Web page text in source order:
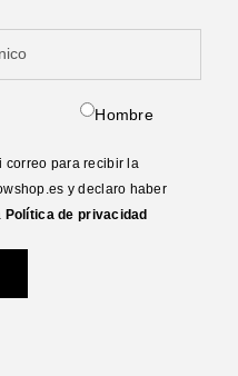
Hombre
correo para recibir la
y declaro haber
Política de privacidad